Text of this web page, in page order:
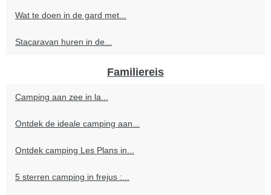
Wat te doen in de gard met...
Stacaravan huren in de...
Familiereis
Camping aan zee in la...
Ontdek de ideale camping aan...
Ontdek camping Les Plans in...
5 sterren camping in frejus :...